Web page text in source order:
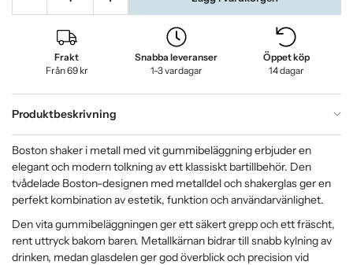
Frakt
Från 69 kr
Snabba leveranser
1-3 vardagar
Öppet köp
14 dagar
Produktbeskrivning
Boston shaker i metall med vit gummibeläggning erbjuder en
elegant och modern tolkning av ett klassiskt bartillbehör. Den
tvådelade Boston-designen med metalldel och shakerglas ger en
perfekt kombination av estetik, funktion och användarvänlighet.
Den vita gummibeläggningen ger ett säkert grepp och ett fräscht,
rent uttryck bakom baren. Metallkärnan bidrar till snabb kylning av
drinken, medan glasdelen ger god överblick och precision vid